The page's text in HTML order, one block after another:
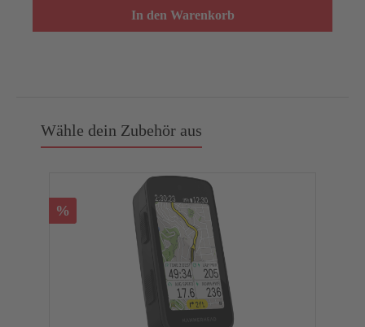
In den Warenkorb
Wähle dein Zubehör aus
%